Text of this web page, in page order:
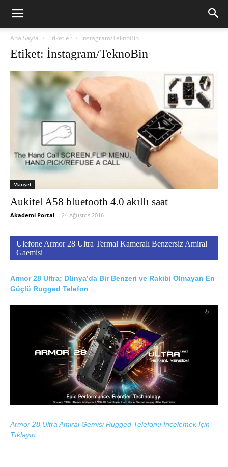
Ana Sayfa Etiketler İnstagram/TeknoBin
Etiket: İnstagram/TeknoBin
Manşet
Aukitel A58 bluetooth 4.0 akıllı saat
Akademi Portal - 24 Ağustos 2016
Ulefone Armor 28 Ultra Termal Kameralı Benzersiz Amiral
Gaemisi
Armor 28 Ultra; Dünya’da Bir Benzeri ve Rakibi Olmayan En
Güçlü Rugged Telefon
Armor 28 Ultra Amiral Gemisi Rugged Telefonu İncelemek İçin
Tıklayın